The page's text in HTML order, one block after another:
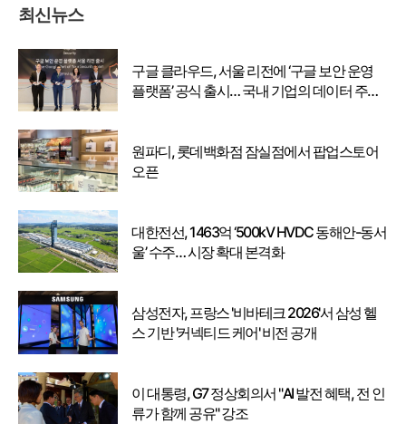
최신뉴스
구글 클라우드, 서울 리전에 ‘구글 보안 운영
플랫폼’ 공식 출시… 국내 기업의 데이터 주권
원파디, 롯데백화점 잠실점에서 팝업스토어
오픈
대한전선, 1463억 ‘500kV HVDC 동해안-동서
울’ 수주… 시장 확대 본격화
삼성전자, 프랑스 '비바테크 2026'서 삼성 헬
스 기반 '커넥티드 케어' 비전 공개
이 대통령, G7 정상회의서 "AI 발전 혜택, 전 인
류가 함께 공유" 강조